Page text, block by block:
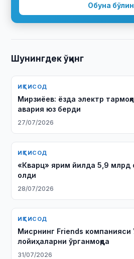
Обуна
Шунингдек ўқинг
ИҚТИСОД
Мирзиёев: ёзда электр
авария юз берди
27/07/2026
ИҚТИСОД
«Кварц» ярим йилда 5,9 млрд
олди
28/07/2026
ИҚТИСОД
Мисрнинг Friends компанияси
лойиҳаларни ўрганмоқда
31/07/2026